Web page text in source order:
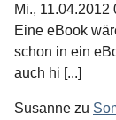
Mi., 11.04.2012
Eine eBook
schon in ein
auch hi [...]
Susanne zu